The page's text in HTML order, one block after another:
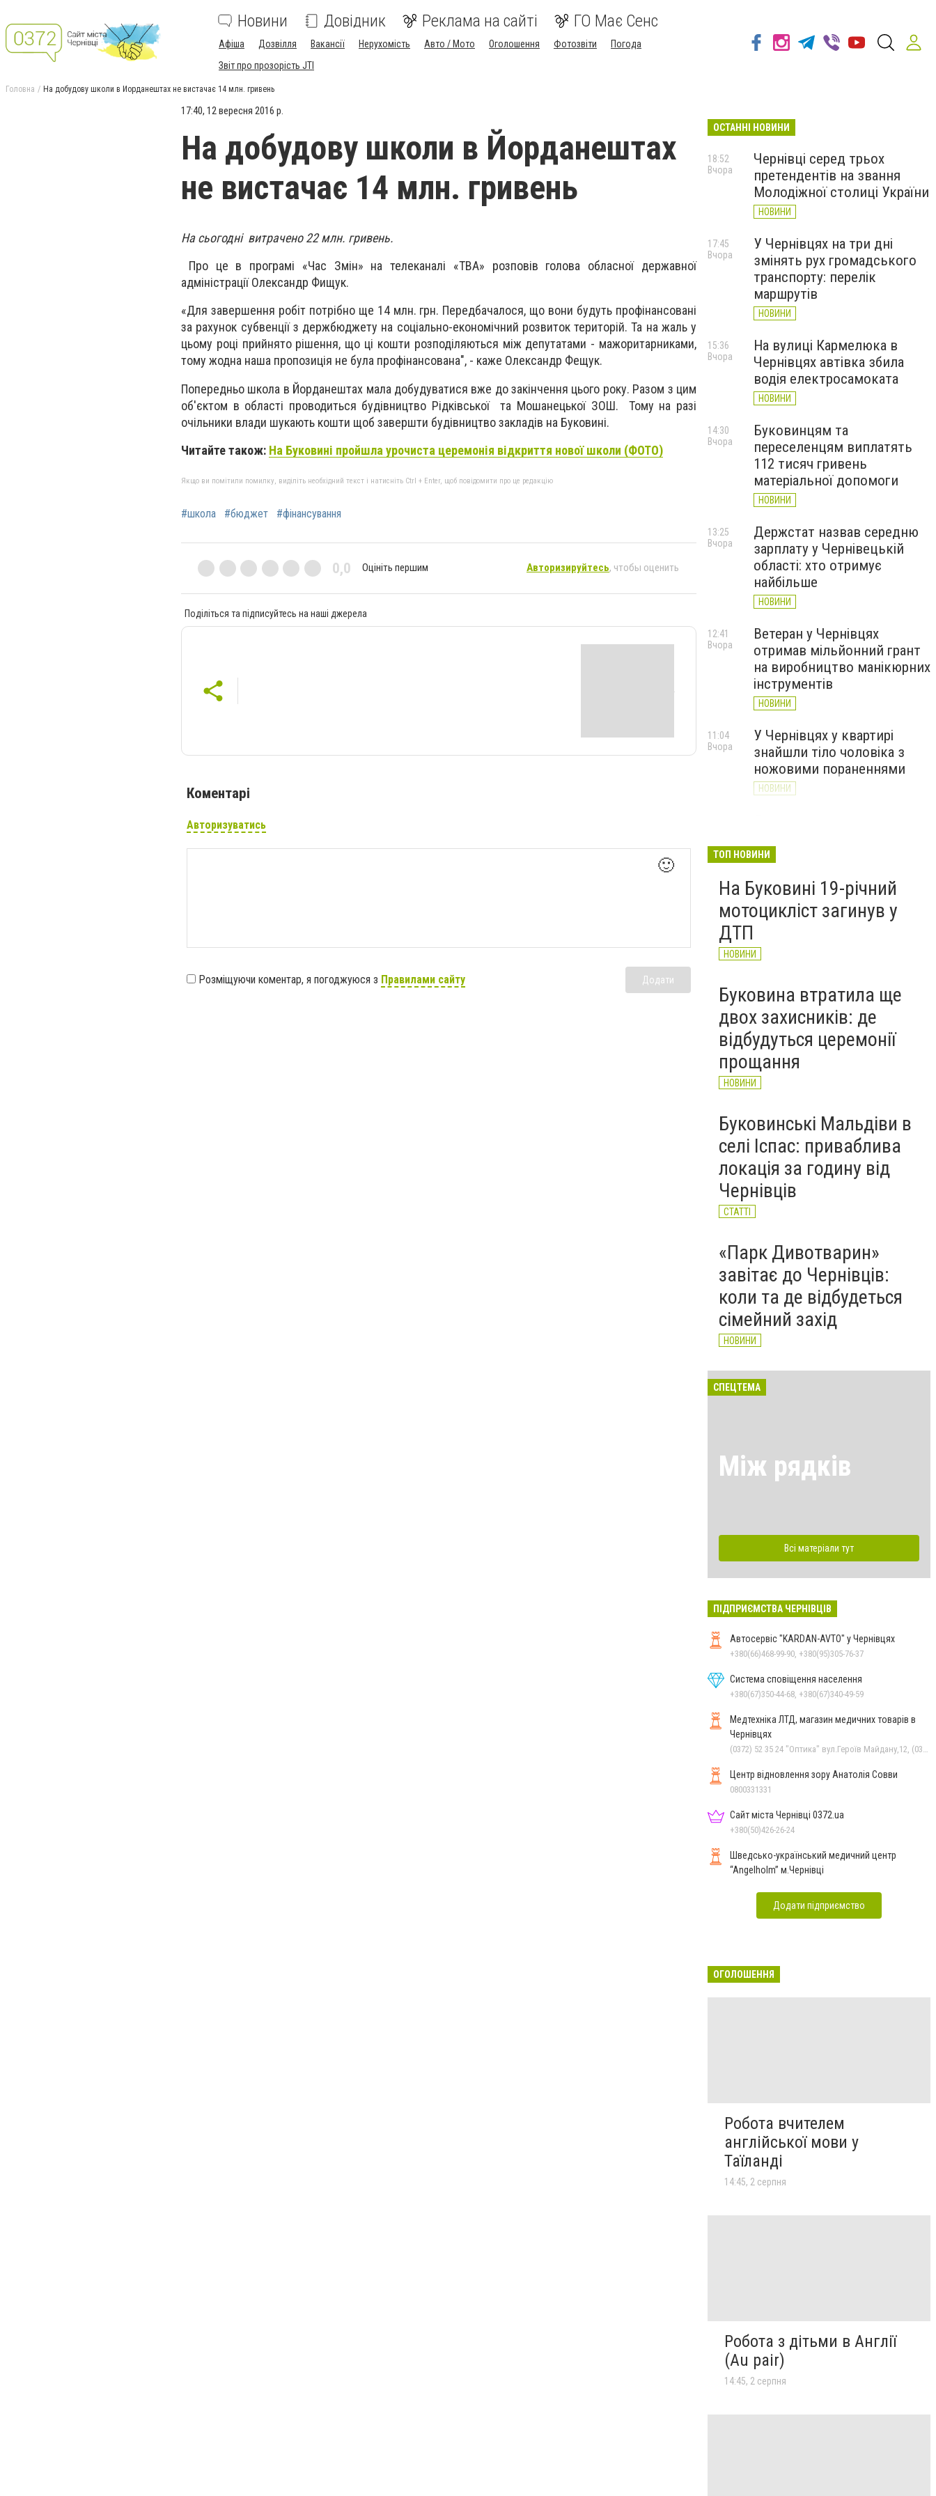
Новини Довідник Реклама на сайті ГО Має Сенс
Афіша Дозвілля Вакансії Нерухомість Авто / Мото Оголошення Фотозвіти
Погода
Звіт про прозорість JTI
Головна На добудову школи в Йорданештах не вистачає 14 млн. гривень
17:40, 12 вересня 2016 р.
На добудову школи в Йорданештах
не вистачає 14 млн. гривень
На сьогодні витрачено 22 млн. гривень.
Про це в програмі «Час Змін» на телеканалі «ТВА» розповів голова обласної державної
адміністрації Олександр Фищук.
«Для завершення робіт потрібно ще 14 млн. грн. Передбачалося, що вони будуть профінансовані
за рахунок субвенції з держбюджету на соціально-економічний розвиток територій. Та на жаль у
цьому році прийнято рішення, що ці кошти розподіляються між депутатами - мажоритарниками,
тому жодна наша пропозиція не була профінансована", - каже Олександр Фещук.
Попередньо школа в Йорданештах мала добудуватися вже до закінчення цього року. Разом з цим
об'єктом в області проводиться будівництво Рідківської та Мошанецької ЗОШ. Тому на разі
очільники влади шукають кошти щоб завершти будівництво закладів на Буковині.
Читайте також: На Буковині пройшла урочиста церемонія відкриття нової школи (ФОТО)
Якщо ви помітили помилку, виділіть необхідний текст і натисніть Ctrl + Enter, щоб повідомити про це редакцію
#школа #бюджет #фінансування
0,0 Оцініть першим Авторизируйтесь, чтобы оценить
Поділіться та підписуйтесь на наші джерела
Коментарі
Авторизуватись
🙂
Розміщуючи коментар, я погоджуюся з Правилами сайту Додати
ОСТАННІ НОВИНИ
Чернівці серед трьох
претендентів на звання
Молодіжної столиці України
НОВИНИ
18:52
Вчора
У Чернівцях на три дні
змінять рух громадського
транспорту: перелік
маршрутів
НОВИНИ
17:45
Вчора
На вулиці Кармелюка в
Чернівцях автівка збила
водія електросамоката
НОВИНИ
15:36
Вчора
Буковинцям та
переселенцям виплатять
112 тисяч гривень
матеріальної допомоги
НОВИНИ
14:30
Вчора
Держстат назвав середню
зарплату у Чернівецькій
області: хто отримує
найбільше
НОВИНИ
13:25
Вчора
Ветеран у Чернівцях
отримав мільйонний грант
на виробництво манікюрних
інструментів
НОВИНИ
12:41
Вчора
У Чернівцях у квартирі
знайшли тіло чоловіка з
ножовими пораненнями
НОВИНИ
11:04
Вчора
критичну ситуацію з водою
НОВИНИ
ТОП НОВИНИ
На Буковині 19-річний
мотоцикліст загинув у
ДТП
НОВИНИ
Буковина втратила ще
двох захисників: де
відбудуться церемонії
прощання
НОВИНИ
Буковинські Мальдіви в
селі Іспас: приваблива
локація за годину від
Чернівців
СТАТТІ
«Парк Дивотварин»
завітає до Чернівців:
коли та де відбудеться
сімейний захід
НОВИНИ
СПЕЦТЕМА
Між рядків
Всі матеріали тут
ПІДПРИЄМСТВА ЧЕРНІВЦІВ
Автосервіс "KARDAN-AVTO" у Чернівцях
+380(66)468-99-90, +380(95)305-76-37
Система сповіщення населення
+380(67)350-44-68, +380(67)340-49-59
Медтехніка ЛТД, магазин медичних товарів в
Чернівцях
Центр відновлення зору Анатолія Совви
0800331331
Сайт міста Чернівці 0372.ua
+380(50)426-26-24
Шведсько-український медичний центр
“Angelholm” м.Чернівці
Додати підприємство
ОГОЛОШЕННЯ
Робота вчителем
англійської мови у
Таїланді
14:45, 2 серпня
Робота з дітьми в Англії
(Au pair)
14:45, 2 серпня